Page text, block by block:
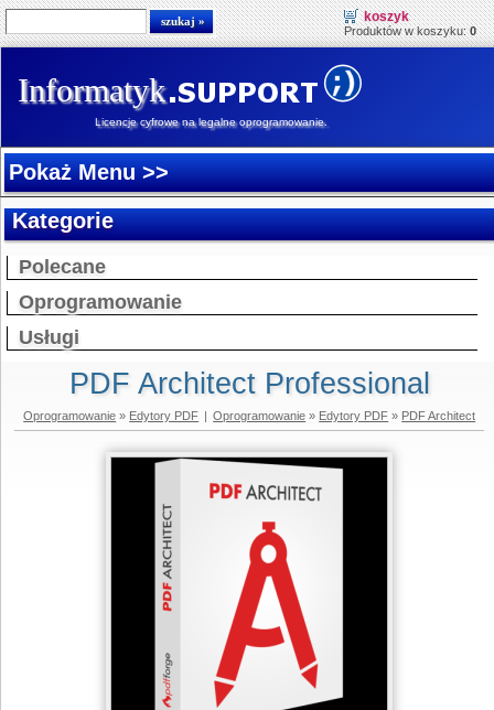
koszyk
Produktów w koszyku:0
Informatyk
Licencje cyfrowe na legalne oprogramowanie.
Pokaż Menu >>
Kategorie
Polecane
Oprogramowanie
Usługi
PDF Architect Professional
Oprogramowanie » Edytory PDF | Oprogramowanie » Edytory PDF » PDF Architect